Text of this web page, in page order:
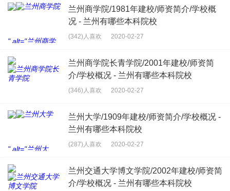
" alt="兰州商学院
哪些本科院校">
" alt="兰州商学
师资简介/学校概
况 - 兰州有哪些
本科院校">
兰州商学院/1981年建校/师资简介/学校概
况 - 兰州有哪些本科院校
(342)人喜欢 2020-02-27
" alt="兰州商学院
哪些本科院校">
兰州商学院长青学院/2001年建校/师资简
介/学校概况 - 兰州有哪些本科院校
(346)人喜欢 2020-02-27
" alt="兰州大
师资简介/学校概
况 - 兰州有哪些
本科院校">
兰州大学/1909年建校/师资简介/学校概况 -
兰州有哪些本科院校
(287)人喜欢 2020-02-27
兰州交通大学博文学院/2002年建校/师资简
介/学校概况 - 兰州有哪些本科院校